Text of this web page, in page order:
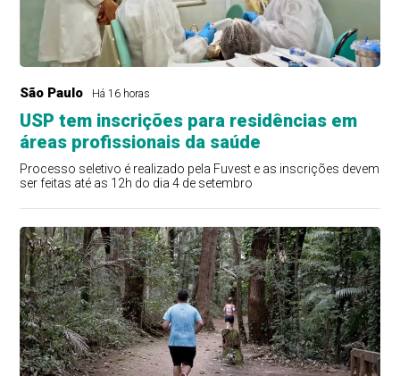
São Paulo Há 16 horas
USP tem inscrições para residências em
áreas profissionais da saúde
Processo seletivo é realizado pela Fuvest e as inscrições devem
ser feitas até as 12h do dia 4 de setembro